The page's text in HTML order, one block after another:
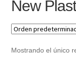
Mi cuenta
New Plast
Mostrando el único